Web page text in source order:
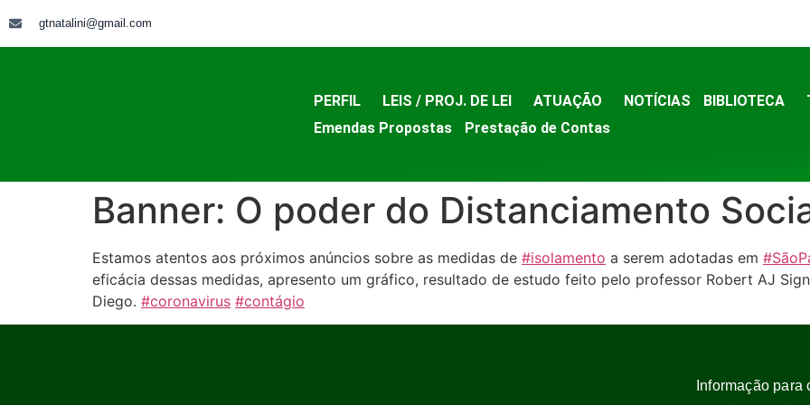
gtnatalini@gmail.com
PERFIL LEIS / PROJ. DE LEI ATUAÇÃO NOTÍCIAS BIBLIOTECA
Emendas Propostas
Prestação de Contas
Banner: O poder do Distanciamento
Estamos atentos aos próximos anúncios sobre as medidas de #isolamento a serem adotadas em
eficácia dessas medidas, apresento um gráfico, resultado de estudo feito pelo professor Robert AJ
Diego. #coronavirus #contágio
Informação para